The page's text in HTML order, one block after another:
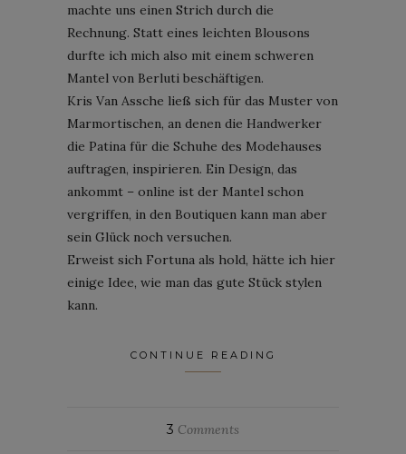
machte uns einen Strich durch die
Rechnung. Statt eines leichten Blousons
durfte ich mich also mit einem schweren
Mantel von Berluti beschäftigen.
Kris Van Assche ließ sich für das Muster von
Marmortischen, an denen die Handwerker
die Patina für die Schuhe des Modehauses
auftragen, inspirieren. Ein Design, das
ankommt – online ist der Mantel schon
vergriffen, in den Boutiquen kann man aber
sein Glück noch versuchen.
Erweist sich Fortuna als hold, hätte ich hier
einige Idee, wie man das gute Stück stylen
kann.
CONTINUE READING
3 Comments